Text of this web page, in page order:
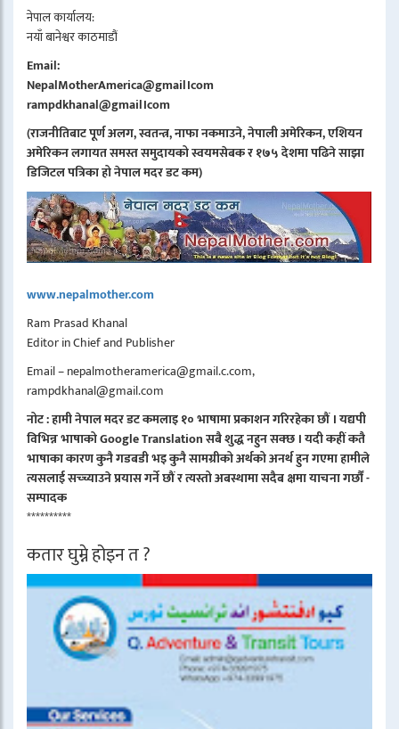
नेपाल कार्यालय:
नयाँ बानेश्वर काठमाडौं
Email:
NepalMotherAmerica@gmail।com
rampdkhanal@gmail।com
(राजनीतिबाट पूर्ण अलग, स्वतन्त्र, नाफा नकमाउने, नेपाली अमेरिकन, एशियन
अमेरिकन लगायत समस्त समुदायको स्वयमसेबक र १७५ देशमा पढिने साझा
डिजिटल पत्रिका हो नेपाल मदर डट कम)
www.nepalmother.com
Ram Prasad Khanal
Editor in Chief and Publisher
Email – nepalmotheramerica@gmail.c.com,
rampdkhanal@gmail.com
नोट : हामी नेपाल मदर डट कमलाइ १० भाषामा प्रकाशन गरिरहेका छौं । यद्यपी
विभिन्न भाषाको Google Translation सबै शुद्ध नहुन सक्छ । यदी कहीं कतै
भाषाका कारण कुनै गडबडी भइ कुनै सामग्रीको अर्थको अनर्थ हुन गएमा हामीले
त्यसलाई सच्च्याउने प्रयास गर्ने छौं र त्यस्तो अबस्थामा सदैब क्षमा याचना गर्छौं -
सम्पादक
**********
कतार घुम्ने होइन त ?